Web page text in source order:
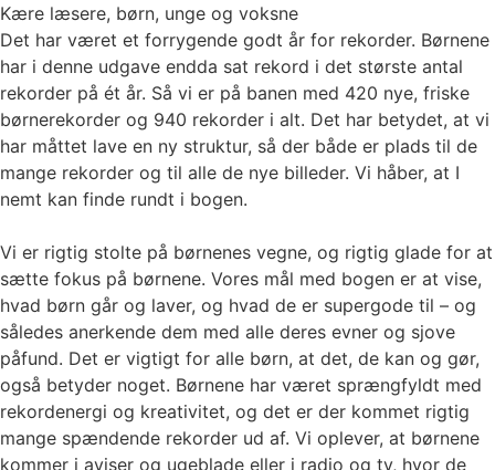
Kære læsere, børn, unge og voksne
Det har været et forrygende godt år for rekorder. Børnene
har i denne udgave endda sat rekord i det største antal
rekorder på ét år. Så vi er på banen med 420 nye, friske
børnerekorder og 940 rekorder i alt. Det har betydet, at vi
har måttet lave en ny struktur, så der både er plads til de
mange rekorder og til alle de nye billeder. Vi håber, at I
nemt kan finde rundt i bogen.
Vi er rigtig stolte på børnenes vegne, og rigtig glade for at
sætte fokus på børnene. Vores mål med bogen er at vise,
hvad børn går og laver, og hvad de er supergode til – og
således anerkende dem med alle deres evner og sjove
påfund. Det er vigtigt for alle børn, at det, de kan og gør,
også betyder noget. Børnene har været sprængfyldt med
rekordenergi og kreativitet, og det er der kommet rigtig
mange spændende rekorder ud af. Vi oplever, at børnene
kommer i aviser og ugeblade eller i radio og tv, hvor de